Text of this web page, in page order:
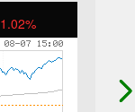
1.02%